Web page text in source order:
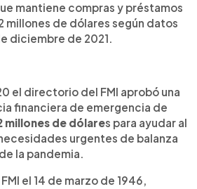
mantiene compras y préstamos
millones de dólares según datos
diciembre de 2021.
el directorio del FMI aprobó una
financiera de emergencia de
millones de dólares para ayudar al
urgentes de balanza
la pandemia.
el 14 de marzo de 1946,